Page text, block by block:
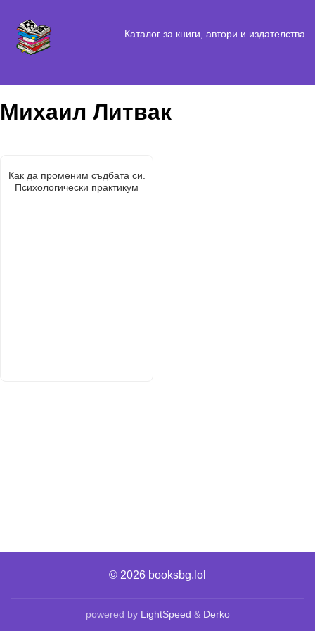
Каталог за книги, автори и издателства
Михаил Литвак
Как да променим съдбата си.
Психологически практикум
© 2026 booksbg.lol
powered by LightSpeed & Derko